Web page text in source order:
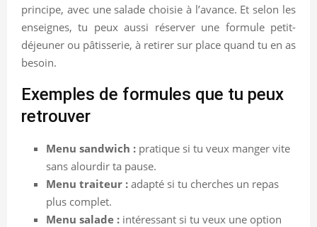
principe, avec une salade choisie à l’avance. Et selon les
enseignes, tu peux aussi réserver une formule petit-
déjeuner ou pâtisserie, à retirer sur place quand tu en as
besoin.
Exemples de formules que tu peux
retrouver
Menu sandwich : pratique si tu veux manger vite
sans alourdir ta pause.
Menu traiteur : adapté si tu cherches un repas
plus complet.
Menu salade : intéressant si tu veux une option